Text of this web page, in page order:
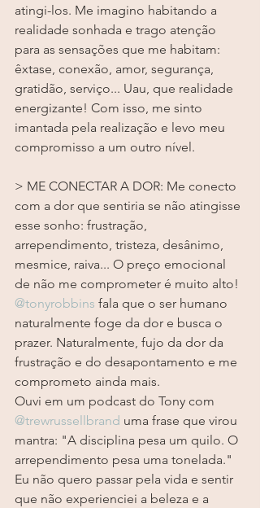
atingi-los. Me imagino habitando a
realidade sonhada e trago atenção
para as sensações que me habitam:
êxtase, conexão, amor, segurança,
gratidão, serviço... Uau, que realidade
energizante! Com isso, me sinto
imantada pela realização e levo meu
compromisso a um outro nível.
> ME CONECTAR A DOR: Me conecto
com a dor que sentiria se não atingisse
esse sonho: frustração,
arrependimento, tristeza, desânimo,
mesmice, raiva... O preço emocional
de não me comprometer é muito alto!
@tonyrobbins fala que o ser humano
naturalmente foge da dor e busca o
prazer. Naturalmente, fujo da dor da
frustração e do desapontamento e me
comprometo ainda mais.
Ouvi em um podcast do Tony com
@trewrussellbrand uma frase que virou
mantra: "A disciplina pesa um quilo. O
arrependimento pesa uma tonelada."
Eu não quero passar pela vida e sentir
que não experienciei a beleza e a